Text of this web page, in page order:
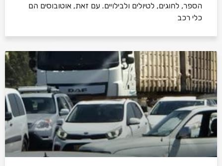
הספר, לחוגים, לטיולים ולבילויים. עם זאת, אוטובוסים הם
כלי רכב